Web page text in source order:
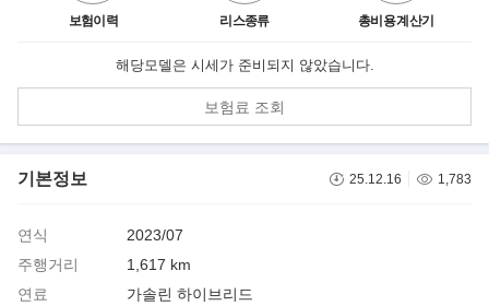
보험이력 리스종류 총비용 계산기
해당모델은 시세가 준비되지 않았습니다.
보험료 조회
기본정보 25.12.16 1,783
연식
2023/07
주행거리
1,617 km
연료
가솔린 하이브리드